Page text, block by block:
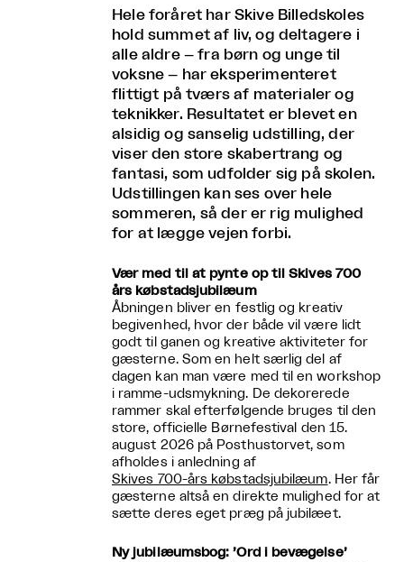
Hele foråret har Skive Billedskoles
hold summet af liv, og deltagere i
alle aldre – fra børn og unge til
voksne – har eksperimenteret
flittigt på tværs af materialer og
teknikker. Resultatet er blevet en
alsidig og sanselig udstilling, der
viser den store skabertrang og
fantasi, som udfolder sig på skolen.
Udstillingen kan ses over hele
sommeren, så der er rig mulighed
for at lægge vejen forbi.
Vær med til at pynte op til Skives 700
års købstadsjubilæum
Åbningen bliver en festlig og kreativ
begivenhed, hvor der både vil være lidt
godt til ganen og kreative aktiviteter for
gæsterne. Som en helt særlig del af
dagen kan man være med til en workshop
i ramme-udsmykning. De dekorerede
rammer skal efterfølgende bruges til den
store, officielle Børnefestival den 15.
august 2026 på Posthustorvet, som
afholdes i anledning af
Skives 700-års købstadsjubilæum. Her får
gæsterne altså en direkte mulighed for at
sætte deres eget præg på jubilæet.
Ny jubilæumsbog: ’Ord i bevægelse’